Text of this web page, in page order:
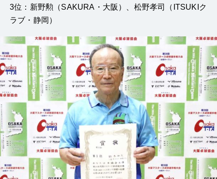
3位：新野勲（SAKURA・大阪）、松野孝司（ITSUKIク
ラブ・静岡）